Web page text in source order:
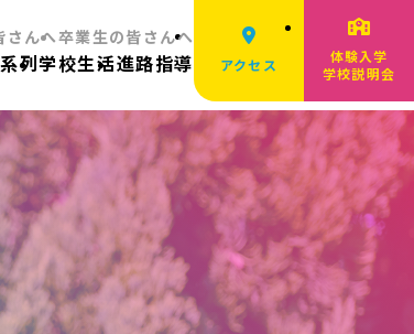
さんへ卒業生の皆さんへ
系列学校生活進路指導 アクセス
体験入学
学校説明会